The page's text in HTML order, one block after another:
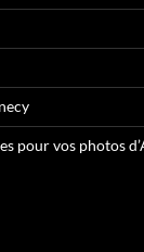
pour vos photos